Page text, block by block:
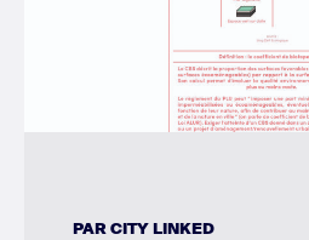
PARCITY LINKED